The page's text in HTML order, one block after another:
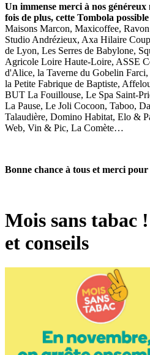
Un immense merci à nos
fois de plus, cette Tombola possible
Maisons Marcon, Maxicoffee,
Studio Andrézieux, Axa Hilaire
de Lyon, Les Serres de Babylone,
Agricole Loire Haute-Loire, ASSE
d'Alice, la Taverne du Gobelin
la Petite Fabrique de Baptiste,
BUT La Fouillouse, Le Spa Saint-
La Pause, Le Joli Cocoon, Taboo,
Talaudière, Domino Habitat, Elo &
Web, Vin & Pic, La Comète…
Bonne chance à tous et merci
Mois sans tabac
et conseils